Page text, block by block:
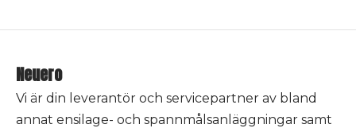
Neuero
Vi är din leverantör och servicepartner av bland
annat ensilage- och spannmålsanläggningar samt